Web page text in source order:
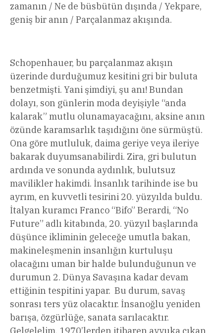
zamanın / Ne de büsbütün dışında / Yekpare,
geniş bir anın / Parçalanmaz akışında.
Schopenhauer, bu parçalanmaz akışın
üzerinde durduğumuz kesitini gri bir buluta
benzetmişti. Yani şimdiyi, şu anı! Bundan
dolayı, son günlerin moda deyişiyle “anda
kalarak” mutlu olunamayacağını, aksine anın
özünde karamsarlık taşıdığını öne sürmüştü.
Ona göre mutluluk, daima geriye veya ileriye
bakarak duyumsanabilirdi. Zira, gri bulutun
ardında ve sonunda aydınlık, bulutsuz
mavilikler hakimdi. İnsanlık tarihinde ise bu
ayrım, en kuvvetli tesirini 20. yüzyılda buldu.
İtalyan kuramcı Franco “Bifo” Berardi, “No
Future” adlı kitabında, 20. yüzyıl başlarında
düşünce ikliminin geleceğe umutla bakan,
makineleşmenin insanlığın kurtuluşu
olacağını uman bir halde bulunduğunun ve
durumun 2. Dünya Savaşına kadar devam
ettiğinin tespitini yapar. Bu durum, savaş
sonrası ters yüz olacaktır. İnsanoğlu yeniden
barışa, özgürlüğe, sanata sarılacaktır.